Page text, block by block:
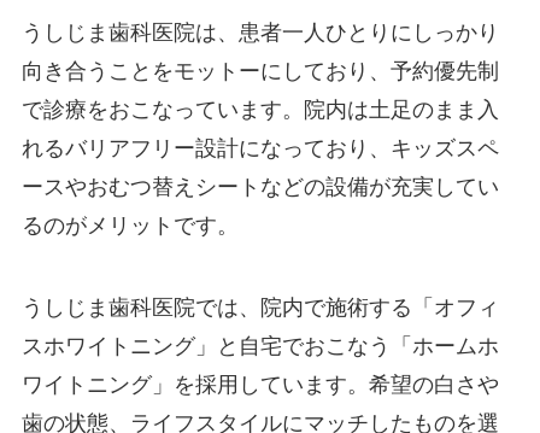
うしじま歯科医院は、患者一人ひとりにしっかり
向き合うことをモットーにしており、予約優先制
で診療をおこなっています。院内は土足のまま入
れるバリアフリー設計になっており、キッズスペ
ースやおむつ替えシートなどの設備が充実してい
るのがメリットです。
うしじま歯科医院では、院内で施術する「オフィ
スホワイトニング」と自宅でおこなう「ホームホ
ワイトニング」を採用しています。希望の白さや
歯の状態、ライフスタイルにマッチしたものを選